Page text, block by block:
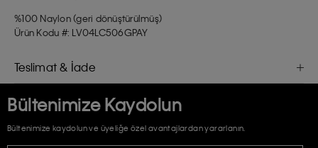
%100 Naylon (geri dönüştürülmüş)
Ürün Kodu #: LV04LC506GPAY
Teslimat & İade
Bültenimize Kaydolun
Bültenimize kaydolun ve üyeliğe özel avantajlardan yararlanın.